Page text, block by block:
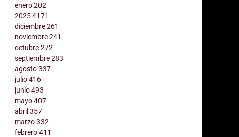
enero202
20254171
diciembre261
noviembre241
octubre272
septiembre283
agosto337
julio416
junio493
mayo407
abril357
marzo332
febrero411